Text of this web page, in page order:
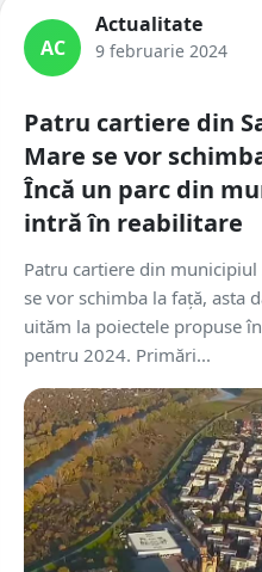
AC
Actualitate
9 februarie 2024
Patru cartiere din
Mare se vor
Încă un parc din
intră în reabilitare
Patru cartiere din municipiul
se vor schimba la față, asta
uităm la poiectele propuse
pentru 2024. Primări...